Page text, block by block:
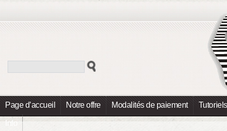
Page d’accueil Notre offre Modalités de paiement Tutoriels
Info